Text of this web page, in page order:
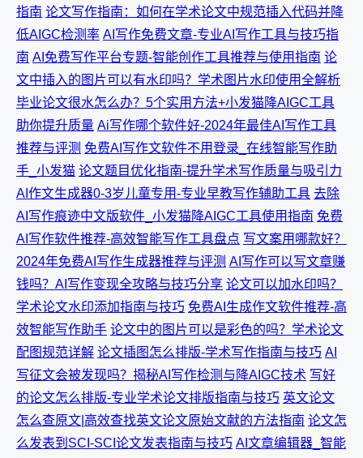
指南 论文写作指南：如何在学术论文中规范插入代码并降
低AIGC检测率 AI写作免费文章-专业AI写作工具与技巧指
南 AI免费写作平台专题-智能创作工具推荐与使用指南 论
文中插入的图片可以有水印吗？学术图片水印使用全解析
毕业论文很水怎么办？5个实用方法+小发猫降AIGC工具
助你提升质量 Ai写作哪个软件好-2024年最佳AI写作工具
推荐与评测 免费AI写作文软件不用登录_在线智能写作助
手_小发猫 论文题目优化指南-提升学术写作质量与吸引力
AI作文生成器0-3岁儿童专用-专业早教写作辅助工具 去除
AI写作痕迹中文版软件_小发猫降AIGC工具使用指南 免费
AI写作软件推荐-高效智能写作工具盘点 写文案用哪款好？
2024年免费AI写作生成器推荐与评测 AI写作可以写文章赚
钱吗？AI写作变现全攻略与技巧分享 论文可以加水印吗？
学术论文水印添加指南与技巧 免费AI生成作文软件推荐-高
效智能写作助手 论文中的图片可以是彩色的吗？学术论文
配图规范详解 论文插图怎么排版-学术写作指南与技巧 AI
写征文会被发现吗？揭秘AI写作检测与降AIGC技术 写好
的论文怎么排版-专业学术论文排版指南与技巧 英文论文
怎么查原文|高效查找英文论文原始文献的方法指南 论文怎
么发表到SCI-SCI论文发表指南与技巧 AI文章编辑器_智能